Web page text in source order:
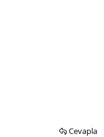
Cevapla